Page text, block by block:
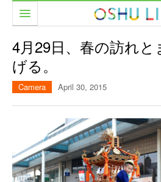
レストラン
暮らす
美容室
家具・雑貨
美容室
遊ぶ
イベント
PEOPLE
4月29日、春の訪れ
げる。
Camera April 30, 2015